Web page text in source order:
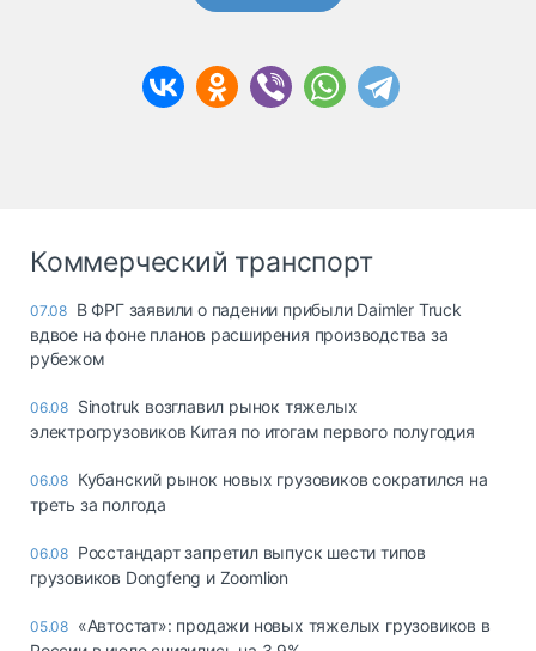
Коммерческий транспорт
07.08 В ФРГ заявили о падении прибыли Daimler Truck
вдвое на фоне планов расширения производства за
рубежом
06.08 Sinotruk возглавил рынок тяжелых
электрогрузовиков Китая по итогам первого полугодия
06.08 Кубанский рынок новых грузовиков сократился на
треть за полгода
06.08 Росстандарт запретил выпуск шести типов
грузовиков Dongfeng и Zoomlion
05.08 «Автостат»: продажи новых тяжелых грузовиков в